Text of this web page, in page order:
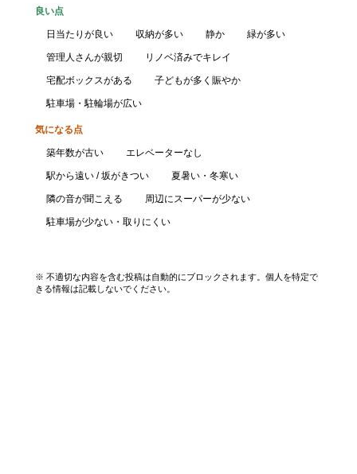
良い点
日当たりが良い 収納が多い 静か 緑が多い
管理人さんが親切 リノベ済みでキレイ
宅配ボックスがある 子どもが多く賑やか
駐車場・駐輪場が広い
気になる点
築年数が古い エレベーターなし
駅から遠い / 坂がきつい 夏暑い・冬寒い
隣の音が聞こえる 周辺にスーパーが少ない
駐車場が少ない・取りにくい
※ 不適切な内容を含む投稿は自動的にブロックされます。個人を特定で
きる情報は記載しないでください。